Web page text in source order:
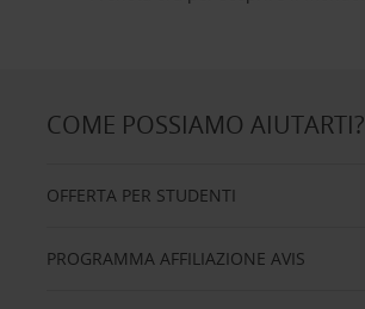
COME POSSIAMO AIUTARTI?
OFFERTA PER STUDENTI
PROGRAMMA AFFILIAZIONE AVIS